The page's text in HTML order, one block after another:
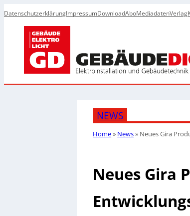
DatenschutzerklärungImpressumDownloadAboMediadatenVerlag
NEWS
Home» News» Neues Gira
Neues Gira